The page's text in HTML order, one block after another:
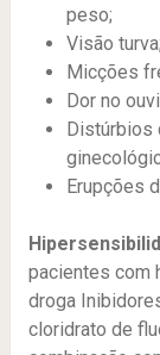
peso;
Visão turva;
Micções
Dor no
Distúrbios
Erupções
pacientes com
droga
cloridrato de